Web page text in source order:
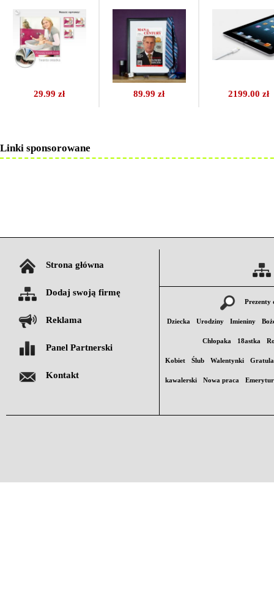
29.99 zł 89.99 zł 2199.00 zł
Linki sponsorowane
Strona główna
Dodaj swoją firmę
Reklama
Panel Partnerski
Kontakt
Prezenty
Dziecka Urodziny Imieniny
Chłopaka 18astka
Kobiet Ślub Walentynki
kawalerski Nowa praca